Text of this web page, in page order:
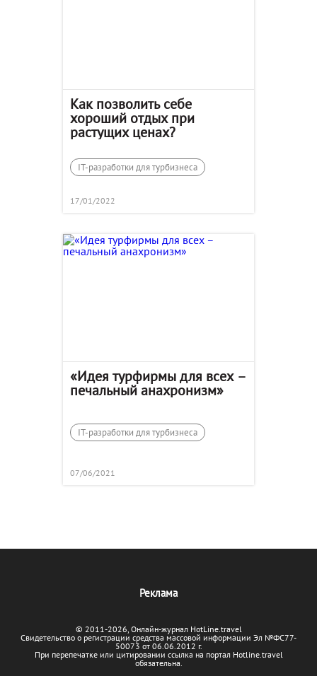
Как позволить себе
хороший отдых при
растущих ценах?
IT-разработки для турбизнеса
17/01/2022
«Идея турфирмы для всех –
печальный анахронизм»
IT-разработки для турбизнеса
07/06/2021
Реклама
© 2011-2026, Онлайн-журнал HotLine.travel
Свидетельство о регистрации средства массовой информации Эл №ФС77-
50073 от 06.06.2012 г.
При перепечатке или цитировании ссылка на портал Hotline.travel
обязательна.